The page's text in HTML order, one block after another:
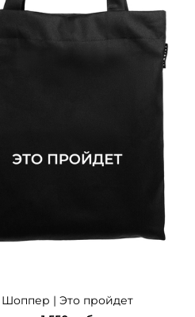
Шоппер | Это пройдет